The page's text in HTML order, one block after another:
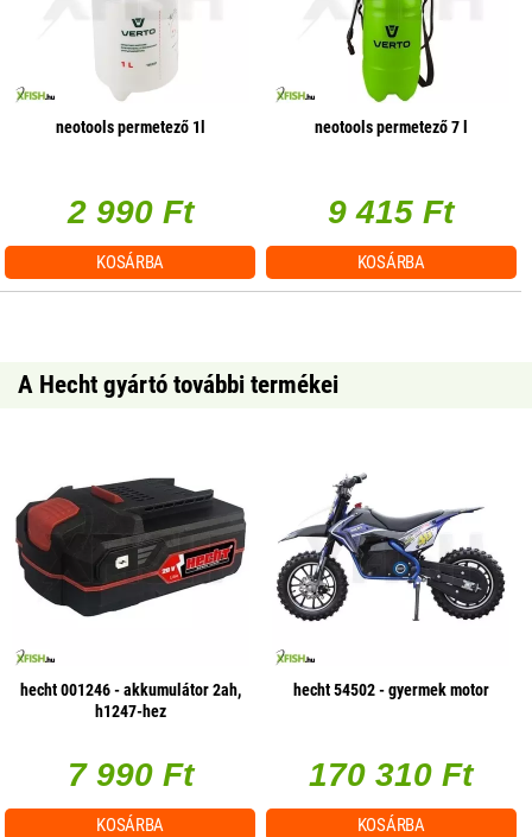
neotools permetező 1l
2 990 Ft
KOSÁRBA
neotools permetező 7 l
9 415 Ft
KOSÁRBA
A Hecht gyártó további termékei
hecht 001246 - akkumulátor 2ah,
h1247-hez
7 990 Ft
KOSÁRBA
hecht 54502 - gyermek motor
170 310 Ft
KOSÁRBA